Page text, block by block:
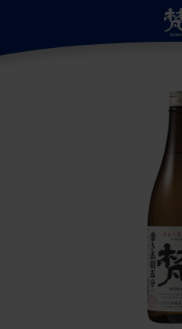
サイト
自慢の
蔵のこ
蔵の
蔵の